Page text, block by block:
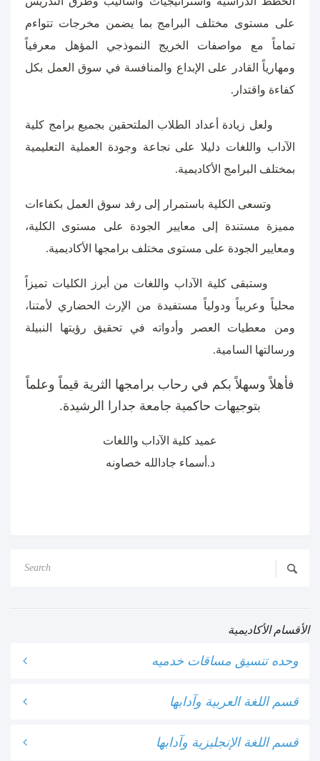
على مستوى مختلف البرامج بما يضمن مخرجات تتواءم
تماماً مع مواصفات الخريج النموذجي المؤهل معرفياً
ومهارياً القادر على الإبداع والمنافسة في سوق العمل بكل
كفاءة واقتدار.
ولعل زيادة أعداد الطلاب الملتحقين بجميع برامج كلية
الآداب واللغات دليلا على نجاعة وجودة العملية التعليمية
بمختلف البرامج الأكاديمية.
وتسعى الكلية باستمرار إلى رفد سوق العمل بكفاءات
مميزة مستندة إلى معايير الجودة على مستوى الكلية،
ومعايير الجودة على مستوى مختلف برامجها الأكاديمية.
وستبقى كلية الآداب واللغات من أبرز الكليات تميزاً
محلياً وعربياً ودولياً مستفيدة من الإرث الحضاري لأمتنا،
ومن معطيات العصر وأدواته في تحقيق رؤيتها النبيلة
ورسالتها السامية.
فأهلاً وسهلاً بكم في رحاب برامجها الثرية قيماً وعلماً
بتوجيهات حاكمية جامعة جدارا الرشيدة.
عميد كلية الآداب واللغات
د.أسماء جادالله خصاونه
الأقسام الأكاديمية
وحده تنسيق مساقات خدميه
قسم اللغة العربية وآدابها
قسم اللغة الإنجليزية وآدابها